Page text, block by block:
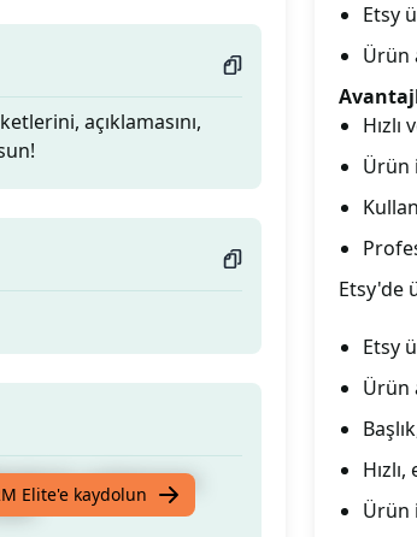
açıklamasını,
açıklamasını,
Elite'e kaydolun
Etsy
Ürün
Ürün
Etsy'de
Etsy
Ürün
Ürün